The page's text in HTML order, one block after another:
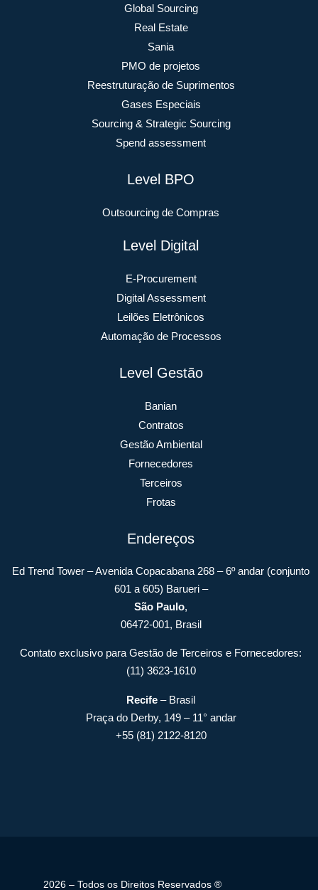
Global Sourcing
Real Estate
Sania
PMO de projetos
Reestruturação de Suprimentos
Gases Especiais
Sourcing & Strategic Sourcing
Spend assessment
Level BPO
Outsourcing de Compras
Level Digital
E-Procurement
Digital Assessment
Leilões Eletrônicos
Automação de Processos
Level Gestão
Banian
Contratos
Gestão Ambiental
Fornecedores
Terceiros
Frotas
Endereços
Ed Trend Tower – Avenida Copacabana 268 – 6º andar (conjunto
601 a 605) Barueri –
São Paulo,
06472-001, Brasil
Contato exclusivo para Gestão de Terceiros e Fornecedores:
(11) 3623-1610
Recife – Brasil
Praça do Derby, 149 – 11° andar
+55 (81) 2122-8120
2026 – Todos os Direitos Reservados ®